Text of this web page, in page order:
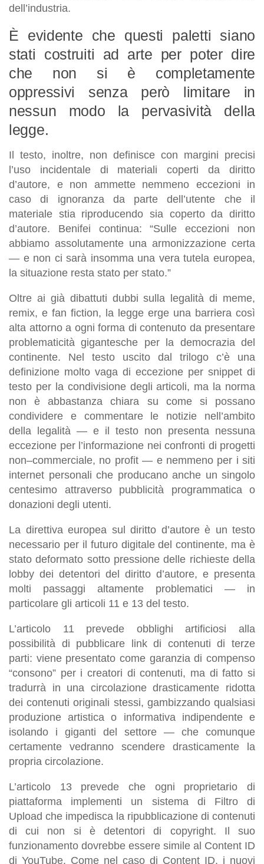
dell’industria.
È evidente che questi paletti siano
stati costruiti ad arte per poter dire
che non si è completamente
oppressivi senza però limitare in
nessun modo la pervasività della
legge.
Il testo, inoltre, non definisce con margini precisi
l’uso incidentale di materiali coperti da diritto
d’autore, e non ammette nemmeno eccezioni in
caso di ignoranza da parte dell’utente che il
materiale stia riproducendo sia coperto da diritto
d’autore. Benifei continua: “Sulle eccezioni non
abbiamo assolutamente una armonizzazione certa
— e non ci sarà insomma una vera tutela europea,
la situazione resta stato per stato.”
Oltre ai già dibattuti dubbi sulla legalità di meme,
remix, e fan fiction, la legge erge una barriera così
alta attorno a ogni forma di contenuto da presentare
problematicità gigantesche per la democrazia del
continente. Nel testo uscito dal trilogo c’è una
definizione molto vaga di eccezione per snippet di
testo per la condivisione degli articoli, ma la norma
non è abbastanza chiara su come si possano
condividere e commentare le notizie nell’ambito
della legalità — e il testo non presenta nessuna
eccezione per l’informazione nei confronti di progetti
non–commerciale, no profit — e nemmeno per i siti
internet personali che producano anche un singolo
centesimo attraverso pubblicità programmatica o
donazioni degli utenti.
La direttiva europea sul diritto d’autore è un testo
necessario per il futuro digitale del continente, ma è
stato deformato sotto pressione delle richieste della
lobby dei detentori del diritto d’autore, e presenta
molti passaggi altamente problematici — in
particolare gli articoli 11 e 13 del testo.
L’articolo 11 prevede obblighi artificiosi alla
possibilità di pubblicare link di contenuti di terze
parti: viene presentato come garanzia di compenso
“consono” per i creatori di contenuti, ma di fatto si
tradurrà in una circolazione drasticamente ridotta
dei contenuti originali stessi, gambizzando qualsiasi
produzione artistica o informativa indipendente e
isolando i giganti del settore — che comunque
certamente vedranno scendere drasticamente la
propria circolazione.
L’articolo 13 prevede che ogni proprietario di
piattaforma implementi un sistema di Filtro di
Upload che impedisca la ripubblicazione di contenuti
di cui non si è detentori di copyright. Il suo
funzionamento dovrebbe essere simile al Content ID
di YouTube. Come nel caso di Content ID, i nuovi